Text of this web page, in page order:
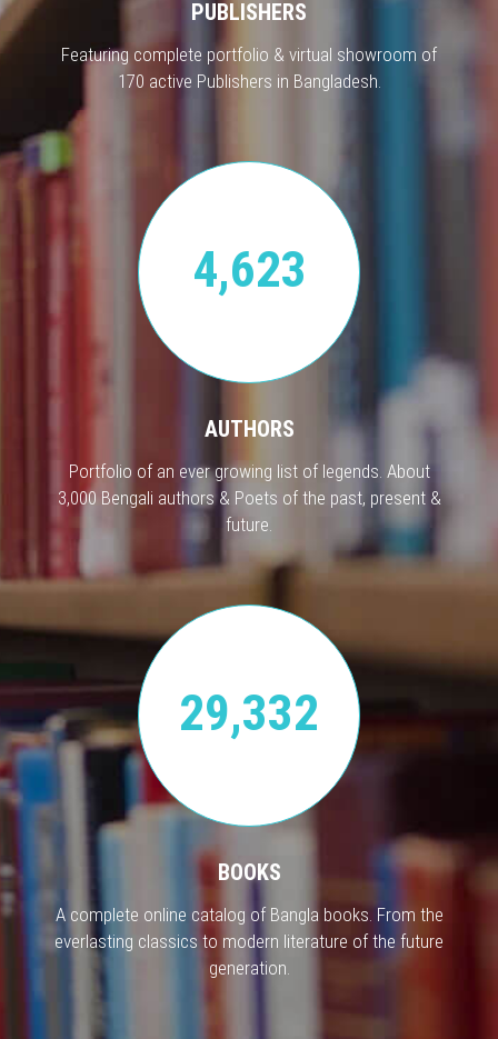
PUBLISHERS
Featuring complete portfolio & virtual showroom of
170 active Publishers in Bangladesh.
4,623
AUTHORS
Portfolio of an ever growing list of legends. About
3,000 Bengali authors & Poets of the past, present &
future.
29,332
BOOKS
A complete online catalog of Bangla books. From the
everlasting classics to modern literature of the future
generation.